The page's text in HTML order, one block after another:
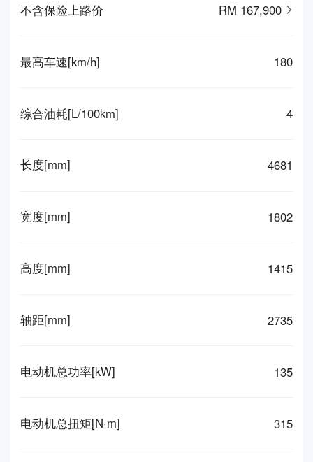
不含保险上路价 RM 167,900
最高车速[km/h] 180
综合油耗[L/100km] 4
长度[mm] 4681
宽度[mm] 1802
高度[mm] 1415
轴距[mm] 2735
电动机总功率[kW] 135
电动机总扭矩[N·m] 315